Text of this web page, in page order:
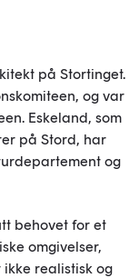
på Stortinget.
og var
Eskeland, som
på Stord, har
og
behovet for et
omgivelser,
realistisk og